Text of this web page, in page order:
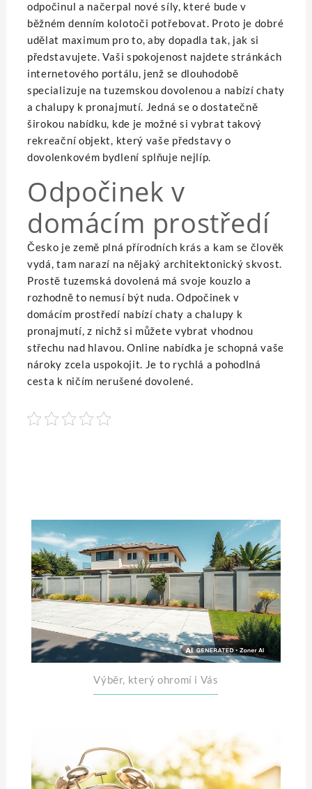
odpočinul a načerpal nové síly, které bude v
běžném denním kolotoči potřebovat. Proto je dobré
udělat maximum pro to, aby dopadla tak, jak si
představujete. Vaši spokojenost najdete stránkách
internetového portálu, jenž se dlouhodobě
specializuje na tuzemskou dovolenou a nabízí chaty
a chalupy k pronajmutí. Jedná se o dostatečně
širokou nabídku, kde je možné si vybrat takový
rekreační objekt, který vaše představy o
dovolenkovém bydlení splňuje nejlíp.
Odpočinek v
domácím prostředí
Česko je země plná přírodních krás a kam se člověk
vydá, tam narazí na nějaký architektonický skvost.
Prostě tuzemská dovolená má svoje kouzlo a
rozhodně to nemusí být nuda. Odpočinek v
domácím prostředí nabízíchaty a chalupy k
pronajmutí, z nichž si můžete vybrat vhodnou
střechu nad hlavou. Online nabídka je schopná vaše
nároky zcela uspokojit. Je to rychlá a pohodlná
cesta k ničím nerušené dovolené.
Výběr, který ohromí i Vás